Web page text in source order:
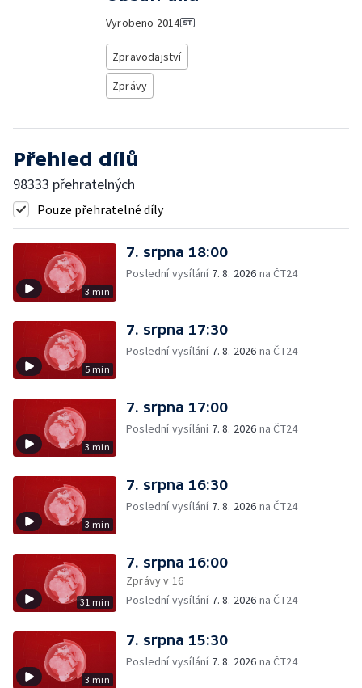
Vyrobeno 2014
Zpravodajství
Zprávy
Přehled dílů
98333 přehratelných
Pouze přehratelné díly
3 min
7. srpna 18:00
Poslední vysílání 7. 8. 2026 na ČT24
5 min
7. srpna 17:30
Poslední vysílání 7. 8. 2026 na ČT24
3 min
7. srpna 17:00
Poslední vysílání 7. 8. 2026 na ČT24
3 min
7. srpna 16:30
Poslední vysílání 7. 8. 2026 na ČT24
31 min
7. srpna 16:00
Zprávy v 16
Poslední vysílání 7. 8. 2026 na ČT24
3 min
7. srpna 15:30
Poslední vysílání 7. 8. 2026 na ČT24